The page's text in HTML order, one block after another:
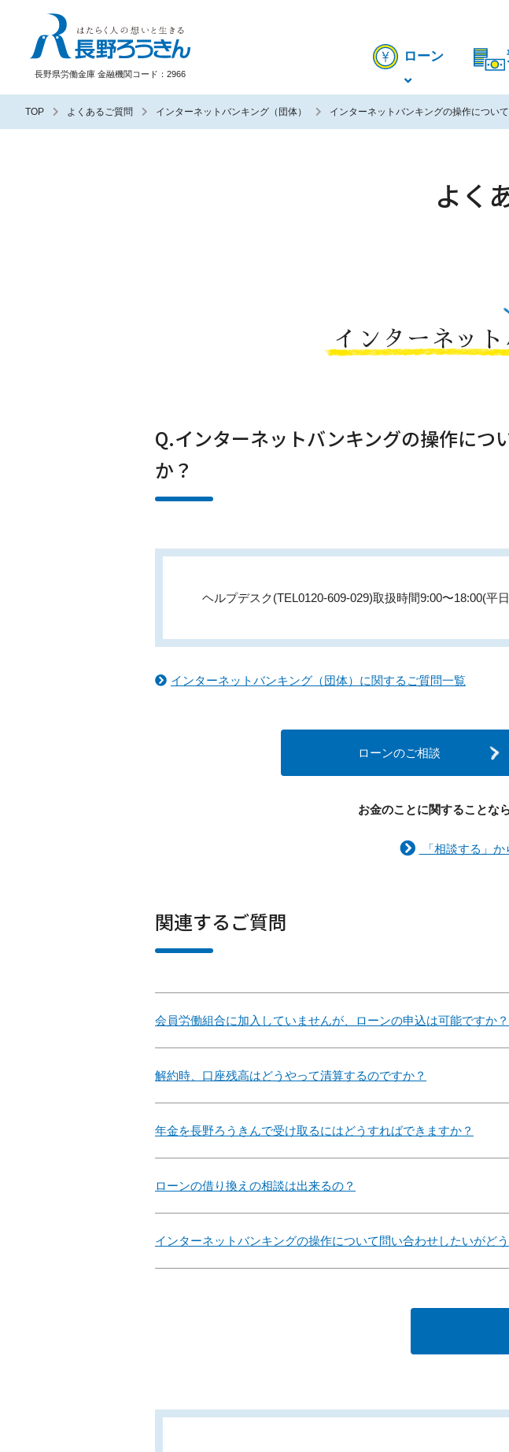
長野県労働金庫 金融機関コード：2966
ローン
TOP よくあるご質問 インターネットバンキング（団体） インターネットバンキングの操作につい
よく
インターネット
Q.インターネットバンキングの操作につ
か？
ヘルプデスク(TEL0120-609-029)取扱時間9:00〜18:00(平
インターネットバンキング（団体）に関するご質問一覧
ローンのご相談
お金のことに関することな
「相談する」か
関連するご質問
会員労働組合に加入していませんが、ローンの申込は可能ですか？
解約時、口座残高はどうやって清算するのですか？
年金を長野ろうきんで受け取るにはどうすればできますか？
ローンの借り換えの相談は出来るの？
インターネットバンキングの操作について問い合わせしたいがど